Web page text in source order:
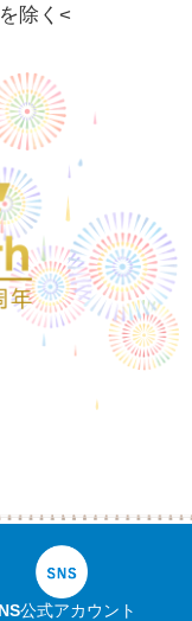
公式アカウント
除く <
樽